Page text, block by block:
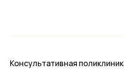
Консультативная